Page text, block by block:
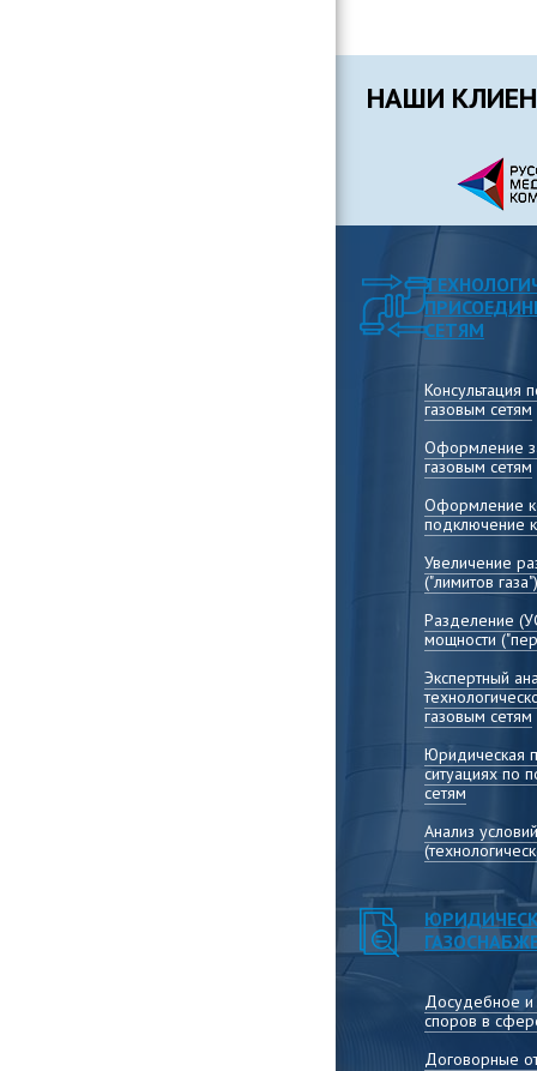
НАШИ
СЕТЯМ
Консультация
газовым сетям
Оформление
газовым сетям
Оформление
подключение
Увеличение
("лимитов газа")
Разделение
мощности
Экспертный
газовым сетям
Юридическая
ситуациях по
сетям
Анализ
Досудебное
споров в
Договорные